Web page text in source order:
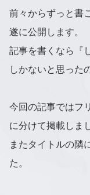
前々からずっと書
遂に公開します。
記事を書くなら『
しかないと思った
今回の記事ではフ
に分けて掲載しま
またタイトルの隣
た。